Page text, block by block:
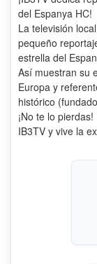
del Espanya HC!
La televisión local
pequeño
estrella del
Así muestran su
Europa y
histórico
¡No te lo
IB3TV y vive la